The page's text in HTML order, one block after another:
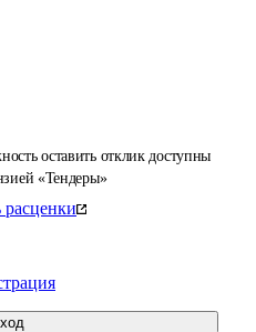
оставить отклик доступны
«Тендеры»
расценки